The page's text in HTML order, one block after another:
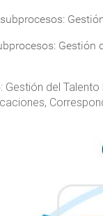
:
Gestión
: Gestión del